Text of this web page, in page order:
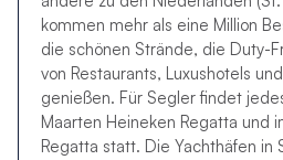
kommen mehr als eine Million
die schönen Strände, die Duty-
von Restaurants, Luxushotels
genießen. Für Segler findet
Maarten Heineken Regatta und
Regatta statt. Die Yachthäfen in